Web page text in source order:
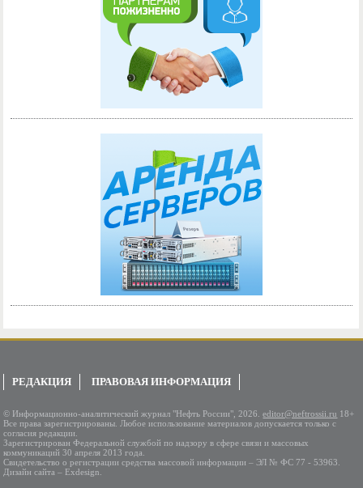
РЕДАКЦИЯ ПРАВОВАЯ ИНФОРМАЦИЯ
© Информационно-аналитический журнал "Нефть России", 2026.editor@neftrossii.ru 18+
Все права зарегистрированы. Любое использование материалов допускается только с
согласия редакции.
Зарегистрирован Федеральной службой по надзору в сфере связи и массовых
коммуникаций 30 апреля 2013 года.
Свидетельство о регистрации средства массовой информации – ЭЛ № ФС 77 - 53963.
Дизайн сайта – Exdesign.